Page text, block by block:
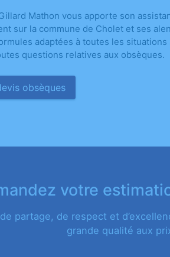
Mathon vous apporte son
sur la commune de Cholet et ses
adaptées à toutes les situations
questions relatives aux obsèques.
obsèques
votre
partage, de respect et
grande qualité aux